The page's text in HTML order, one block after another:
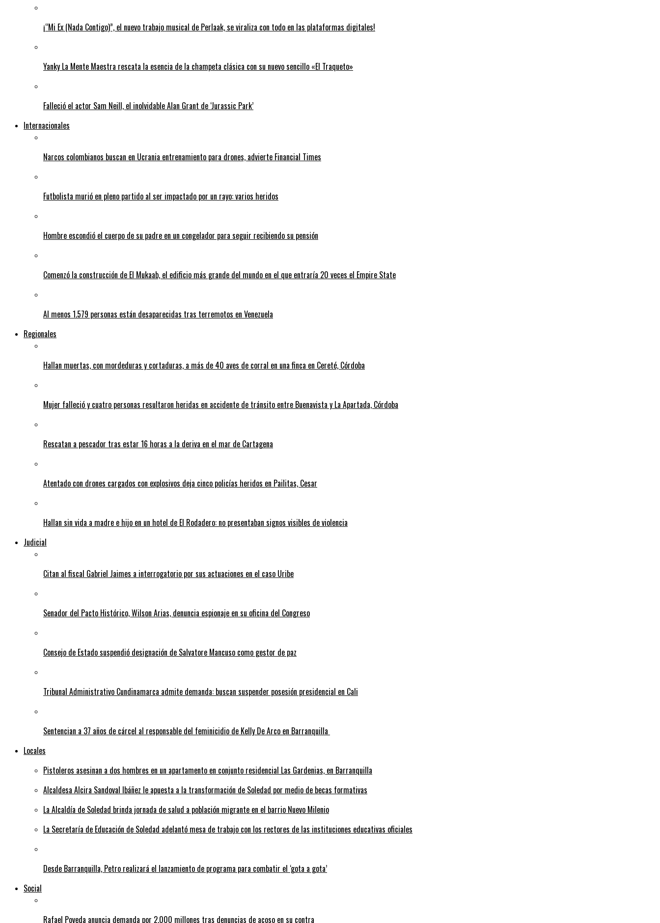
¡“Mi Ex (Nada Contigo)”, el nuevo trabajo musical de Perlaak, se viraliza con todo en las plataformas digitales!
Yanky La Mente Maestra rescata la esencia de la champeta clásica con su nuevo sencillo «El Traqueto»
Falleció el actor Sam Neill, el inolvidable Alan Grant de ‘Jurassic Park’
Internacionales
Narcos colombianos buscan en Ucrania entrenamiento para drones, advierte Financial Times
Futbolista murió en pleno partido al ser impactado por un rayo: varios heridos
Hombre escondió el cuerpo de su padre en un congelador para seguir recibiendo su pensión
Comenzó la construcción de El Mukaab, el edificio más grande del mundo en el que entraría 20 veces el Empire State
Al menos 1.579 personas están desaparecidas tras terremotos en Venezuela
Regionales
Hallan muertas, con mordeduras y cortaduras, a más de 40 aves de corral en una finca en Cereté, Córdoba
Mujer falleció y cuatro personas resultaron heridas en accidente de tránsito entre Buenavista y La Apartada, Córdoba
Rescatan a pescador tras estar 16 horas a la deriva en el mar de Cartagena
Atentado con drones cargados con explosivos deja cinco policías heridos en Pailitas, Cesar
Hallan sin vida a madre e hijo en un hotel de El Rodadero: no presentaban signos visibles de violencia
Judicial
Citan al fiscal Gabriel Jaimes a interrogatorio por sus actuaciones en el caso Uribe
Senador del Pacto Histórico, Wilson Arias, denuncia espionaje en su oficina del Congreso
Consejo de Estado suspendió designación de Salvatore Mancuso como gestor de paz
Tribunal Administrativo Cundinamarca admite demanda: buscan suspender posesión presidencial en Cali
Sentencian a 37 años de cárcel al responsable del feminicidio de Kelly De Arco en Barranquilla
Locales
Pistoleros asesinan a dos hombres en un apartamento en conjunto residencial Las Gardenias, en Barranquilla
Alcaldesa Alcira Sandoval Ibáñez le apuesta a la transformación de Soledad por medio de becas formativas
La Alcaldía de Soledad brinda jornada de salud a población migrante en el barrio Nuevo Milenio
La Secretaría de Educación de Soledad adelantó mesa de trabajo con los rectores de las instituciones educativas oficiales
Desde Barranquilla, Petro realizará el lanzamiento de programa para combatir el ‘gota a gota’
Social
Rafael Poveda anuncia demanda por 2.000 millones tras denuncias de acoso en su contra